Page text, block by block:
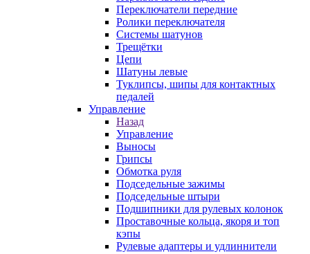
Переключатели передние
Ролики переключателя
Системы шатунов
Трещётки
Цепи
Шатуны левые
Туклипсы, шипы для контактных
педалей
Управление
Назад
Управление
Выносы
Грипсы
Обмотка руля
Подседельные зажимы
Подседельные штыри
Подшипники для рулевых колонок
Проставочные кольца, якоря и топ
кэпы
Рулевые адаптеры и удлиннители